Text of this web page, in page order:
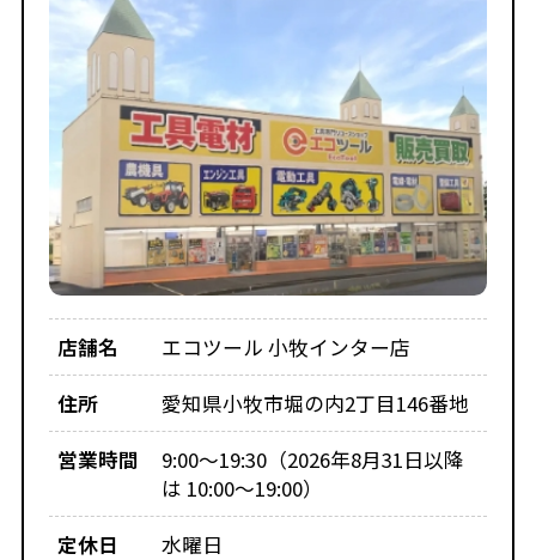
店舗名
エコツール 小牧インター店
住所
愛知県小牧市堀の内2丁目146番地
営業時間
9:00～19:30（2026年8月31日以降
は 10:00～19:00）
定休日
水曜日